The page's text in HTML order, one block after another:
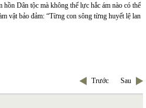
Dân tộc mà không thế lực hắc ám nào có thể
vật bảo đảm: “Từng con sông từng huyết lệ lan
Trước Sau